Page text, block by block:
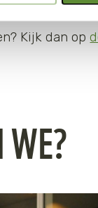
Kijk dan op
WE?